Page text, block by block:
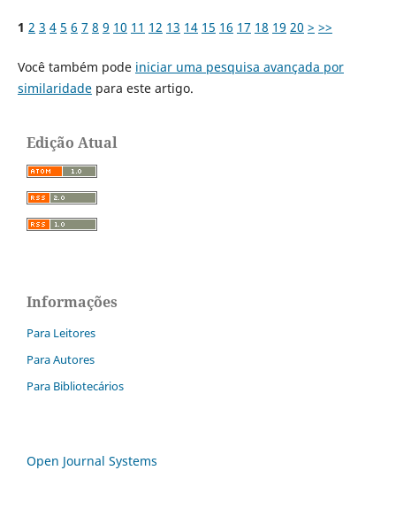
1 2 3 4 5 6 7 8 9 10 11 12 13 14 15 16 17 18 19 20 > >>
Você também pode iniciar uma pesquisa avançada por
similaridadepara este artigo.
Edição Atual
Informações
Para Leitores
Para Autores
Para Bibliotecários
Open Journal Systems